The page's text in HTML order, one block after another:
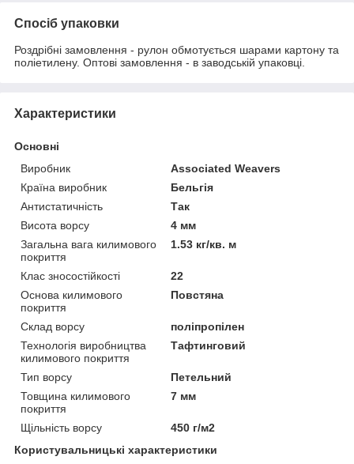
Спосіб упаковки
Роздрібні замовлення - рулон обмотується шарами картону та
поліетилену. Оптові замовлення - в заводській упаковці.
Характеристики
Основні
Виробник
Associated Weavers
Країна виробник
Бельгія
Антистатичність
Так
Висота ворсу
4 мм
Загальна вага килимового
покриття
1.53 кг/кв. м
Клас зносостійкості
22
Основа килимового
покриття
Повстяна
Склад ворсу
поліпропілен
Технологія виробництва
килимового покриття
Тафтинговий
Тип ворсу
Петельний
Товщина килимового
покриття
7 мм
Щільність ворсу
450 г/м2
Користувальницькі характеристики